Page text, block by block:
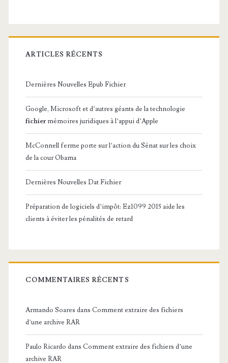
ARTICLES RÉCENTS
Dernières Nouvelles Epub Fichier
Google, Microsoft et d’autres géants de la technologie
fichier mémoires juridiques à l’appui d’Apple
McConnell ferme porte sur l’action du Sénat sur les choix
de la cour Obama
Dernières Nouvelles Dat Fichier
Préparation de logiciels d’impôt: Ez1099 2015 aide les
clients à éviter les pénalités de retard
COMMENTAIRES RÉCENTS
Armando Soares dans Comment extraire des fichiers
d’une archive RAR
Paulo Ricardo dans Comment extraire des fichiers d’une
archive RAR